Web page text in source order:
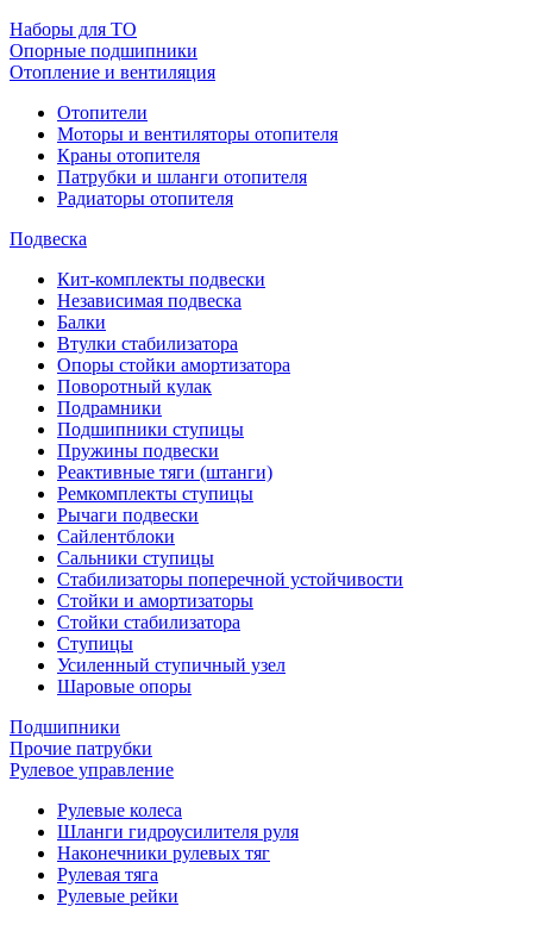
Наборы для ТО
Опорные подшипники
Отопление и вентиляция
Отопители
Моторы и вентиляторы отопителя
Краны отопителя
Патрубки и шланги отопителя
Радиаторы отопителя
Подвеска
Кит-комплекты подвески
Независимая подвеска
Балки
Втулки стабилизатора
Опоры стойки амортизатора
Поворотный кулак
Подрамники
Подшипники ступицы
Пружины подвески
Реактивные тяги (штанги)
Ремкомплекты ступицы
Рычаги подвески
Сайлентблоки
Сальники ступицы
Стабилизаторы поперечной устойчивости
Стойки и амортизаторы
Стойки стабилизатора
Ступицы
Усиленный ступичный узел
Шаровые опоры
Подшипники
Прочие патрубки
Рулевое управление
Рулевые колеса
Шланги гидроусилителя руля
Наконечники рулевых тяг
Рулевая тяга
Рулевые рейки